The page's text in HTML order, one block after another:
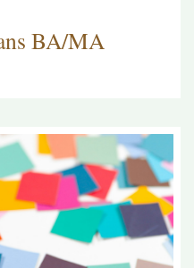
BA/MA